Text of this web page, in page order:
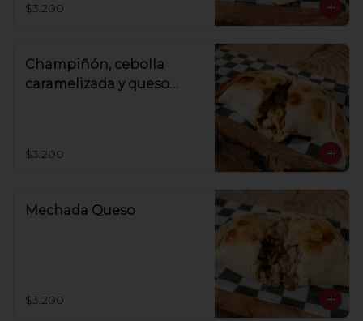
$3.200
Champiñón, cebolla
caramelizada y queso
$3.200
Mechada Queso
$3.200